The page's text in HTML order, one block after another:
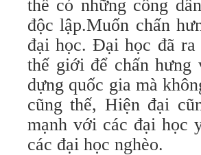
thể có những công
độc lập.Muốn chấn
đại học. Đại học đã ra
thế giới để chấn
dựng quốc gia mà
cũng thế, Hiện đại
mạnh với các đại học
các đại học nghèo.